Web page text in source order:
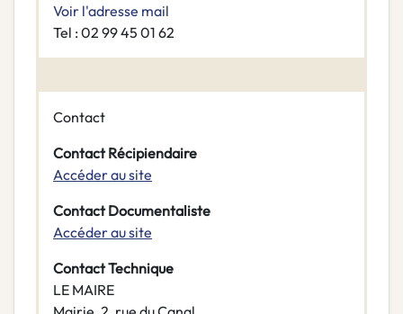
Voir l'adresse mail
Tel : 02 99 45 01 62
Contact
Contact Récipiendaire
Accéder au site
Contact Documentaliste
Accéder au site
Contact Technique
LE MAIRE